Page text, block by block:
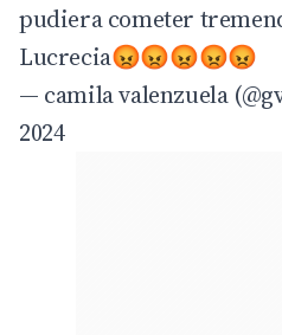
pudiera cometer
Lucrecia😡😡😡😡😡
— camila valenzuela
2024